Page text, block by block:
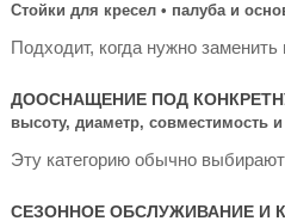
Стойки для кресел • палуба и
Подходит, когда нужно
ДООСНАЩЕНИЕ ПОД
высоту, диаметр, совместимость и
Эту категорию обычно
СЕЗОННОЕ ОБСЛУЖИВАНИЕ И